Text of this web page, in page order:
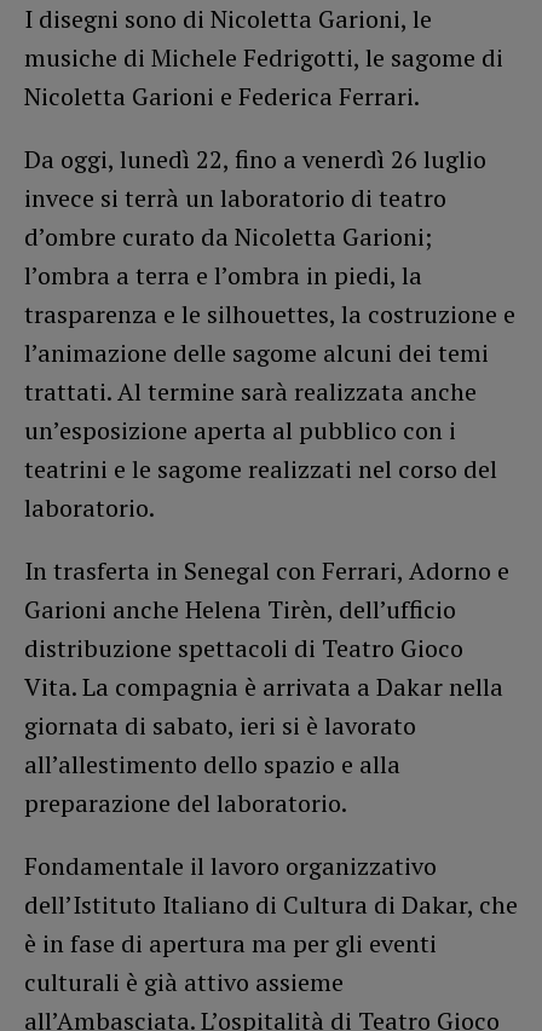
I disegni sono di Nicoletta Garioni, le
musiche di Michele Fedrigotti, le sagome di
Nicoletta Garioni e Federica Ferrari.
Da oggi, lunedì 22, fino a venerdì 26 luglio
invece si terrà un laboratorio di teatro
d’ombre curato da Nicoletta Garioni;
l’ombra a terra e l’ombra in piedi, la
trasparenza e le silhouettes, la costruzione e
l’animazione delle sagome alcuni dei temi
trattati. Al termine sarà realizzata anche
un’esposizione aperta al pubblico con i
teatrini e le sagome realizzati nel corso del
laboratorio.
In trasferta in Senegal con Ferrari, Adorno e
Garioni anche Helena Tirèn, dell’ufficio
distribuzione spettacoli di Teatro Gioco
Vita. La compagnia è arrivata a Dakar nella
giornata di sabato, ieri si è lavorato
all’allestimento dello spazio e alla
preparazione del laboratorio.
Fondamentale il lavoro organizzativo
dell’Istituto Italiano di Cultura di Dakar, che
è in fase di apertura ma per gli eventi
culturali è già attivo assieme
all’Ambasciata. L’ospitalità di Teatro Gioco